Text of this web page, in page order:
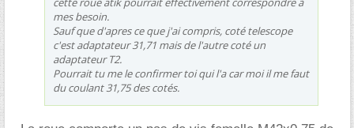
mes besoin.
Sauf que d'apres ce que j'ai compris, coté telescope
c'est adaptateur 31,71 mais de l'autre coté un
adaptateur T2.
Pourrait tu me le confirmer toi qui l'a car moi il me faut
du coulant 31,75 des cotés.